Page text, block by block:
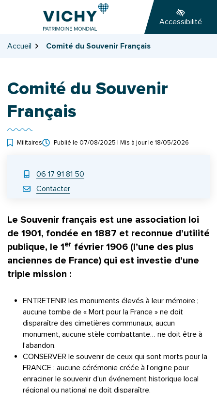
page
Accessibilité
Accueil Comité du Souvenir Français
Comité du Souvenir
Français
Militaires Publié le 07/08/2025 | Mis à jour le 18/05/2026
06 17 91 81 50
Contacter
Le Souvenir français est une association loi
de 1901, fondée en 1887 et reconnue d’utilité
publique, le 1er février 1906 (l’une des plus
anciennes de France) qui est investie d’une
triple mission :
ENTRETENIR les monuments élevés à leur mémoire ;
aucune tombe de « Mort pour la France » ne doit
disparaître des cimetières communaux, aucun
monument, aucune stèle combattante… ne doit être à
l’abandon.
CONSERVER le souvenir de ceux qui sont morts pour la
FRANCE ; aucune cérémonie créée à l’origine pour
enraciner le souvenir d’un événement historique local
régional ou national ne doit disparaître.